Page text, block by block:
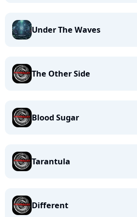
Under The Waves
The Other Side
Blood Sugar
Tarantula
Different